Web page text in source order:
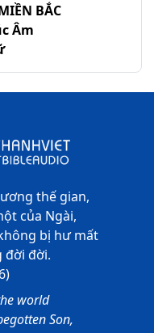
BẮC
Âm
thế gian,
của Ngài,
bị hư mất
đời đời.
world
Son,